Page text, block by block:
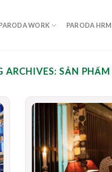
WORK PARODA HRM
ARCHIVES: SẢN